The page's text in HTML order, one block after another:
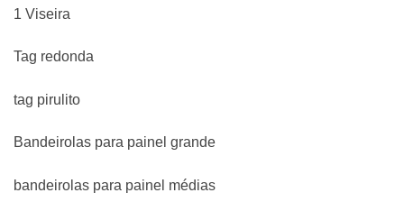
1 Viseira
Tag redonda
tag pirulito
Bandeirolas para painel grande
bandeirolas para painel médias